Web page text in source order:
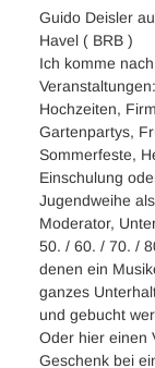
Guido Deisler
Havel ( BRB )
Ich komme
Hochzeiten,
Gartenpartys,
Sommerfeste,
Einschulung
Jugendweihe
Moderator,
50. / 60. / 70. /
denen ein
ganzes
und gebucht
Oder hier einen
Geschenk bei